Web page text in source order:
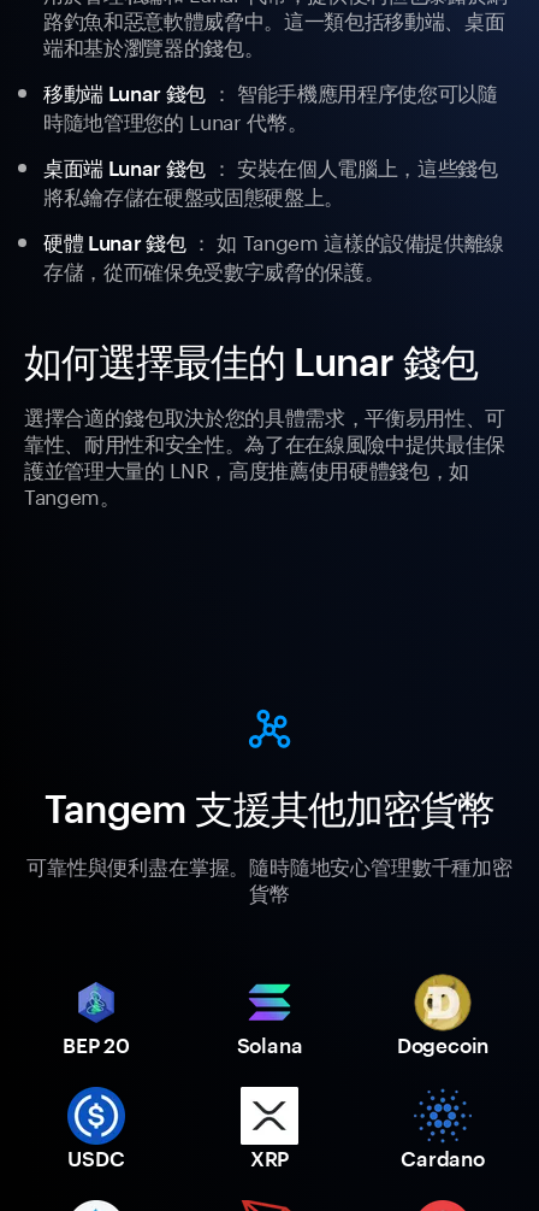
路釣魚和惡意軟體威脅中。這一類包括移動端、桌面
端和基於瀏覽器的錢包。
移動端 Lunar 錢包： 智能手機應用程序使您可以隨
時隨地管理您的 Lunar 代幣。
桌面端 Lunar 錢包： 安裝在個人電腦上，這些錢包
將私鑰存儲在硬盤或固態硬盤上。
硬體 Lunar 錢包： 如 Tangem 這樣的設備提供離線
存儲，從而確保免受數字威脅的保護。
如何選擇最佳的 Lunar 錢包
選擇合適的錢包取決於您的具體需求，平衡易用性、可
靠性、耐用性和安全性。為了在在線風險中提供最佳保
護並管理大量的 LNR，高度推薦使用硬體錢包，如
Tangem。
Tangem 支援其他加密貨幣
可靠性與便利盡在掌握。隨時隨地安心管理數千種加密
貨幣
BEP 20 Solana Dogecoin
USDC XRP Cardano